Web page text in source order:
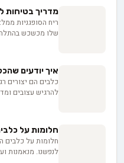
מילים חיוביות
של עקביות
החוכמה העמוקה של
מדריך בטיחות
ריח הסופגניות
שלו מכשכש
ולשתף את הכלב
איך יודעים
כלבים הם יצורים
להרגיש עצובים
הם רק כמה
הכלב שלנו. אם
סובל מדיכאון,
תקופה קשה זו -
חלומות על
חלומות על כלבים
לנפשנו. מנאמנות